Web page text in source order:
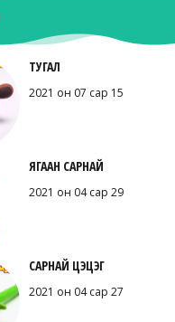
ТУГАЛ
2021 он 07 сар 15
ЯГААН САРНАЙ
2021 он 04 сар 29
САРНАЙ ЦЭЦЭГ
2021 он 04 сар 27